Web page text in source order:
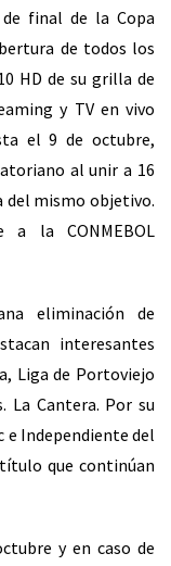
final de la Copa
de todos los
HD de su grilla de
y TV en vivo
el 9 de octubre,
al unir a 16
del mismo objetivo.
a la CONMEBOL
eliminación de
interesantes
Liga de Portoviejo
La Cantera. Por su
e Independiente del
que continúan
y en caso de